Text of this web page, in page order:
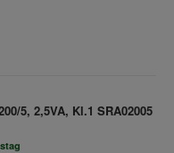
5, 2,5VA, Kl.1 SRA02005